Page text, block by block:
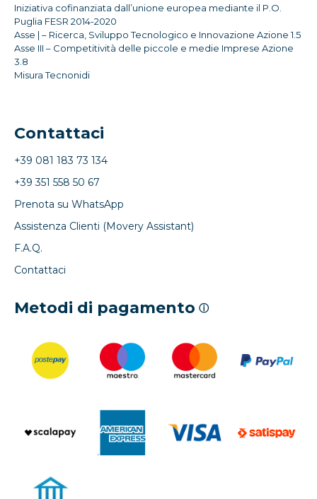
Iniziativa cofinanziata dall’unione europea mediante il P.O.
Puglia FESR 2014-2020
Asse | – Ricerca, Sviluppo Tecnologico e Innovazione Azione 1.5
Asse III – Competitività delle piccole e medie Imprese Azione
3.8
Misura Tecnonidi
Contattaci
+39 081 183 73 134
+39 351 558 50 67
Prenota su WhatsApp
Assistenza Clienti (Movery Assistant)
F.A.Q.
Contattaci
Metodi di pagamento ⓘ